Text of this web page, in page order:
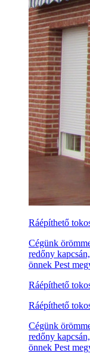
Ráépíthető
Cégünk
redőny
önnek Pest
Ráépíthető
Ráépíthető
Cégünk
redőny
önnek Pest